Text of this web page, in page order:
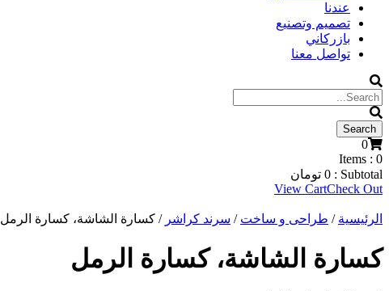
عندنا
تصميم وتصنيع
بازركاني
تواصل معنا
0
Items : 0
Subtotal :
0 تومان
View CartCheck Out
الرئيسية / طراحی و ساخت / سرند کراشر / كسارة الشاشة، كسارة الرمل
كسارة الشاشة، كسارة الرمل